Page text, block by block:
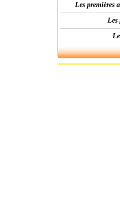
Les premières
Les